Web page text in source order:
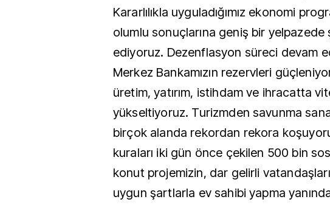
Kararlılıkla uyguladığımız ekonomi
olumlu sonuçlarına geniş bir yelpazede
ediyoruz. Dezenflasyon süreci devam
Merkez Bankamızın rezervleri
üretim, yatırım, istihdam ve ihracatta
yükseltiyoruz. Turizmden savunma
birçok alanda rekordan rekora
kuraları iki gün önce çekilen 500 bin
konut projemizin, dar gelirli
uygun şartlarla ev sahibi yapma